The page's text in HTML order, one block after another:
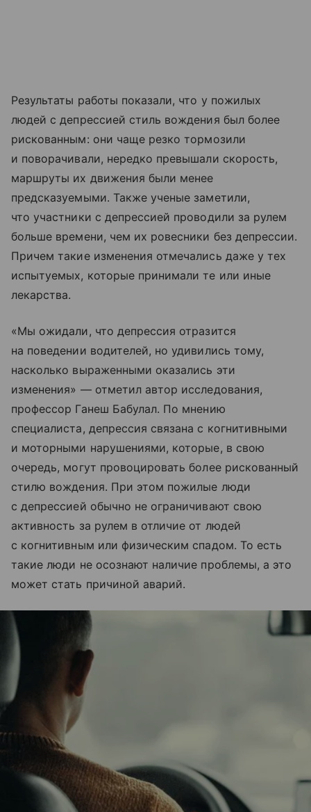
Результаты работы показали, что у пожилых
людей с депрессией стиль вождения был более
рискованным: они чаще резко тормозили
и поворачивали, нередко превышали скорость,
маршруты их движения были менее
предсказуемыми. Также ученые заметили,
что участники с депрессией проводили за рулем
больше времени, чем их ровесники без депрессии.
Причем такие изменения отмечались даже у тех
испытуемых, которые принимали те или иные
лекарства.
«Мы ожидали, что депрессия отразится
на поведении водителей, но удивились тому,
насколько выраженными оказались эти
изменения» — отметил автор исследования,
профессор Ганеш Бабулал. По мнению
специалиста, депрессия связана с когнитивными
и моторными нарушениями, которые, в свою
очередь, могут провоцировать более рискованный
стилю вождения. При этом пожилые люди
с депрессией обычно не ограничивают свою
активность за рулем в отличие от людей
с когнитивным или физическим спадом. То есть
такие люди не осознают наличие проблемы, а это
может стать причиной аварий.